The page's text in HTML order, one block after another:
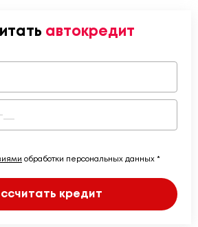
автокредит
обработки персональных данных *
кредит